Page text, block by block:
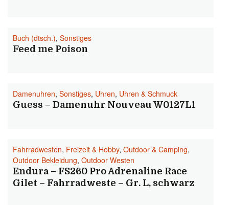
Buch (dtsch.), Sonstiges
Feed me Poison
Damenuhren, Sonstiges, Uhren, Uhren & Schmuck
Guess – Damenuhr Nouveau W0127L1
Fahrradwesten, Freizeit & Hobby, Outdoor & Camping,
Outdoor Bekleidung, Outdoor Westen
Endura – FS260 Pro Adrenaline Race
Gilet – Fahrradweste – Gr. L, schwarz